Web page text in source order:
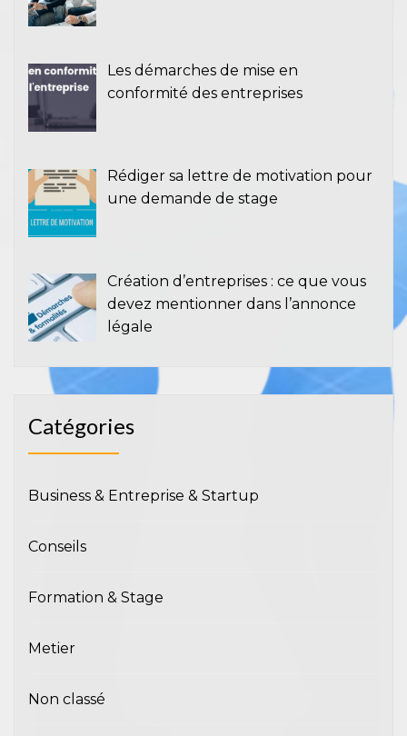
Les démarches de mise en
conformité des entreprises
Rédiger sa lettre de motivation pour
une demande de stage
Création d’entreprises : ce que vous
devez mentionner dans l’annonce
légale
Catégories
Business & Entreprise & Startup
Conseils
Formation & Stage
Metier
Non classé